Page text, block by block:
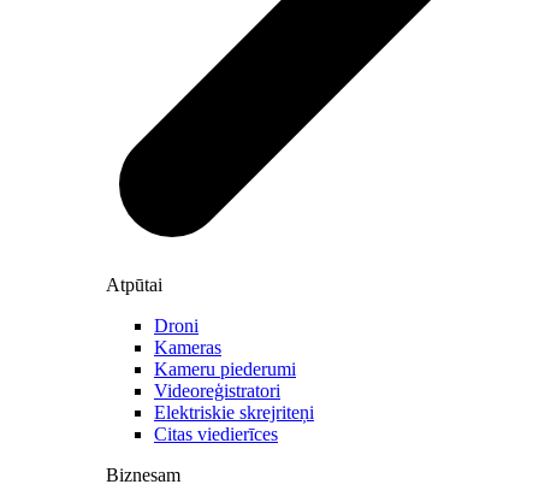
Atpūtai
Droni
Kameras
Kameru piederumi
Videoreģistratori
Elektriskie skrejriteņi
Citas viedierīces
Biznesam